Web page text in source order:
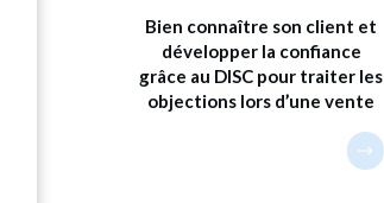
Bien connaître son client et
développer la confiance
grâce au DISC pour traiter les
objections lors d’une vente